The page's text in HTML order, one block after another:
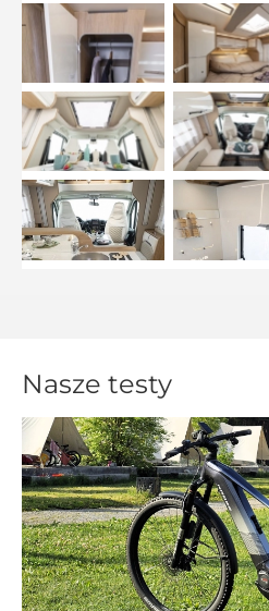
Nasze testy